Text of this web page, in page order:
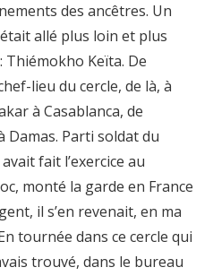
des ancêtres. Un
allé plus loin et plus
Keïta. De
lieu du cercle, de là, à
à Casablanca, de
Damas. Parti soldat du
fait l’exercice au
monté la garde en France
il s’en revenait, en ma
tournée dans ce cercle qui
trouvé, dans le bureau